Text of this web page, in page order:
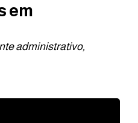
em
administrativo,